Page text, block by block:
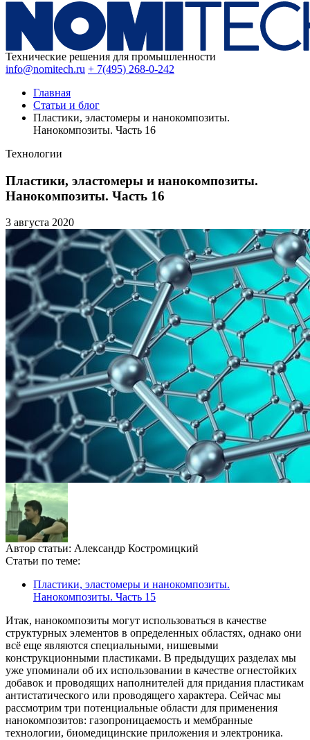
Технические решения для промышленности
info@nomitech.ru + 7(495) 268-0-242
Главная
Статьи и блог
Пластики, эластомеры и нанокомпозиты.
Нанокомпозиты. Часть 16
Технологии
Пластики, эластомеры и нанокомпозиты.
Нанокомпозиты. Часть 16
3 августа 2020
Автор статьи: Александр Костромицкий
Статьи по теме:
Пластики, эластомеры и нанокомпозиты.
Нанокомпозиты. Часть 15
Итак, нанокомпозиты могут использоваться в качестве
структурных элементов в определенных областях, однако они
всё еще являются специальными, нишевыми
конструкционными пластиками. В предыдущих разделах мы
уже упоминали об их использовании в качестве огнестойких
добавок и проводящих наполнителей для придания пластикам
антистатического или проводящего характера. Сейчас мы
рассмотрим три потенциальные области для применения
нанокомпозитов: газопроницаемость и мембранные
технологии, биомедицинские приложения и электроника.